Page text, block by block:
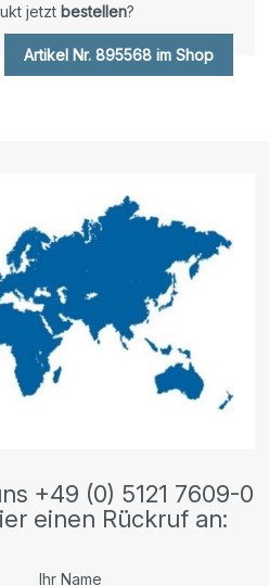
jetzt bestellen?
Artikel Nr. 895568 im Shop
+49 (0) 5121 7609-0
einen Rückruf an:
Ihr Name